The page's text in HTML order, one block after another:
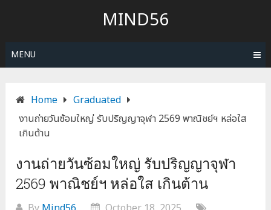
MIND56
MENU
Home
Graduated
งานถ่ายวันซ้อมใหญ่ รับปริญญาจุฬา 2569 พาณิชย์ฯ หล่อใส
เกินต้าน
งานถ่ายวันซ้อมใหญ่ รับปริญญาจุฬา
2569 พาณิชย์ฯ หล่อใส เกินต้าน